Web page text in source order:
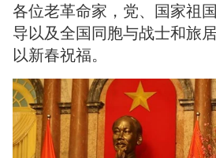
各位老革命家，党、国家祖
导以及全国同胞与战士和旅
以新春祝福。